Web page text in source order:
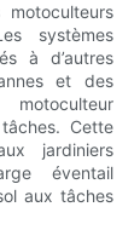
systèmes
à d’autres
et des
Cette
jardiniers
éventail
aux tâches